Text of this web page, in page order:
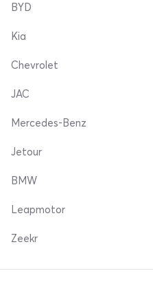
BYD
Kia
Chevrolet
JAC
Mercedes-Benz
Jetour
BMW
Leapmotor
Zeekr